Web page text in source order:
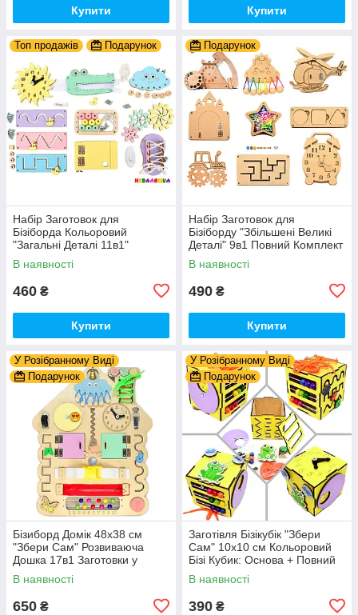
Купити Купити
Топ продажів Подарунок
Набір Заготовок для
Бізіборда Кольоровий
"Загальні Деталі 11в1"
Базовий Комплект (+Клей,
Шурупи) Набiр Заготівель
В наявності
460 ₴
Купити
Подарунок
Набір Заготовок для
Бізіборду "Збільшені Великі
Деталі" 9в1 Повний Комплект
+ Всі Кріплення
В наявності
490 ₴
Купити
У Розібранному Виді
Подарунок
Бізиборд Домік 48x38 см
"Збери Сам" Розвиваюча
Дошка 17в1 Заготовки у
Разобранному вигляді +
Деталі та Фарба
В наявності
650 ₴
У Розібранному Виді
Подарунок
Заготівля Бізікубік "Збери
Сам" 10х10 см Кольоровий
Бізі Кубик: Основа + Повний
Комплект (в Розібраному
Виді) Кубік Бізи, Жовтий
В наявності
390 ₴